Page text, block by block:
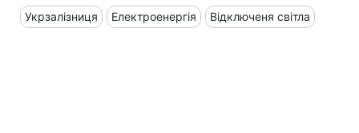
Укрзалізниця Електроенергія Відключеня світла